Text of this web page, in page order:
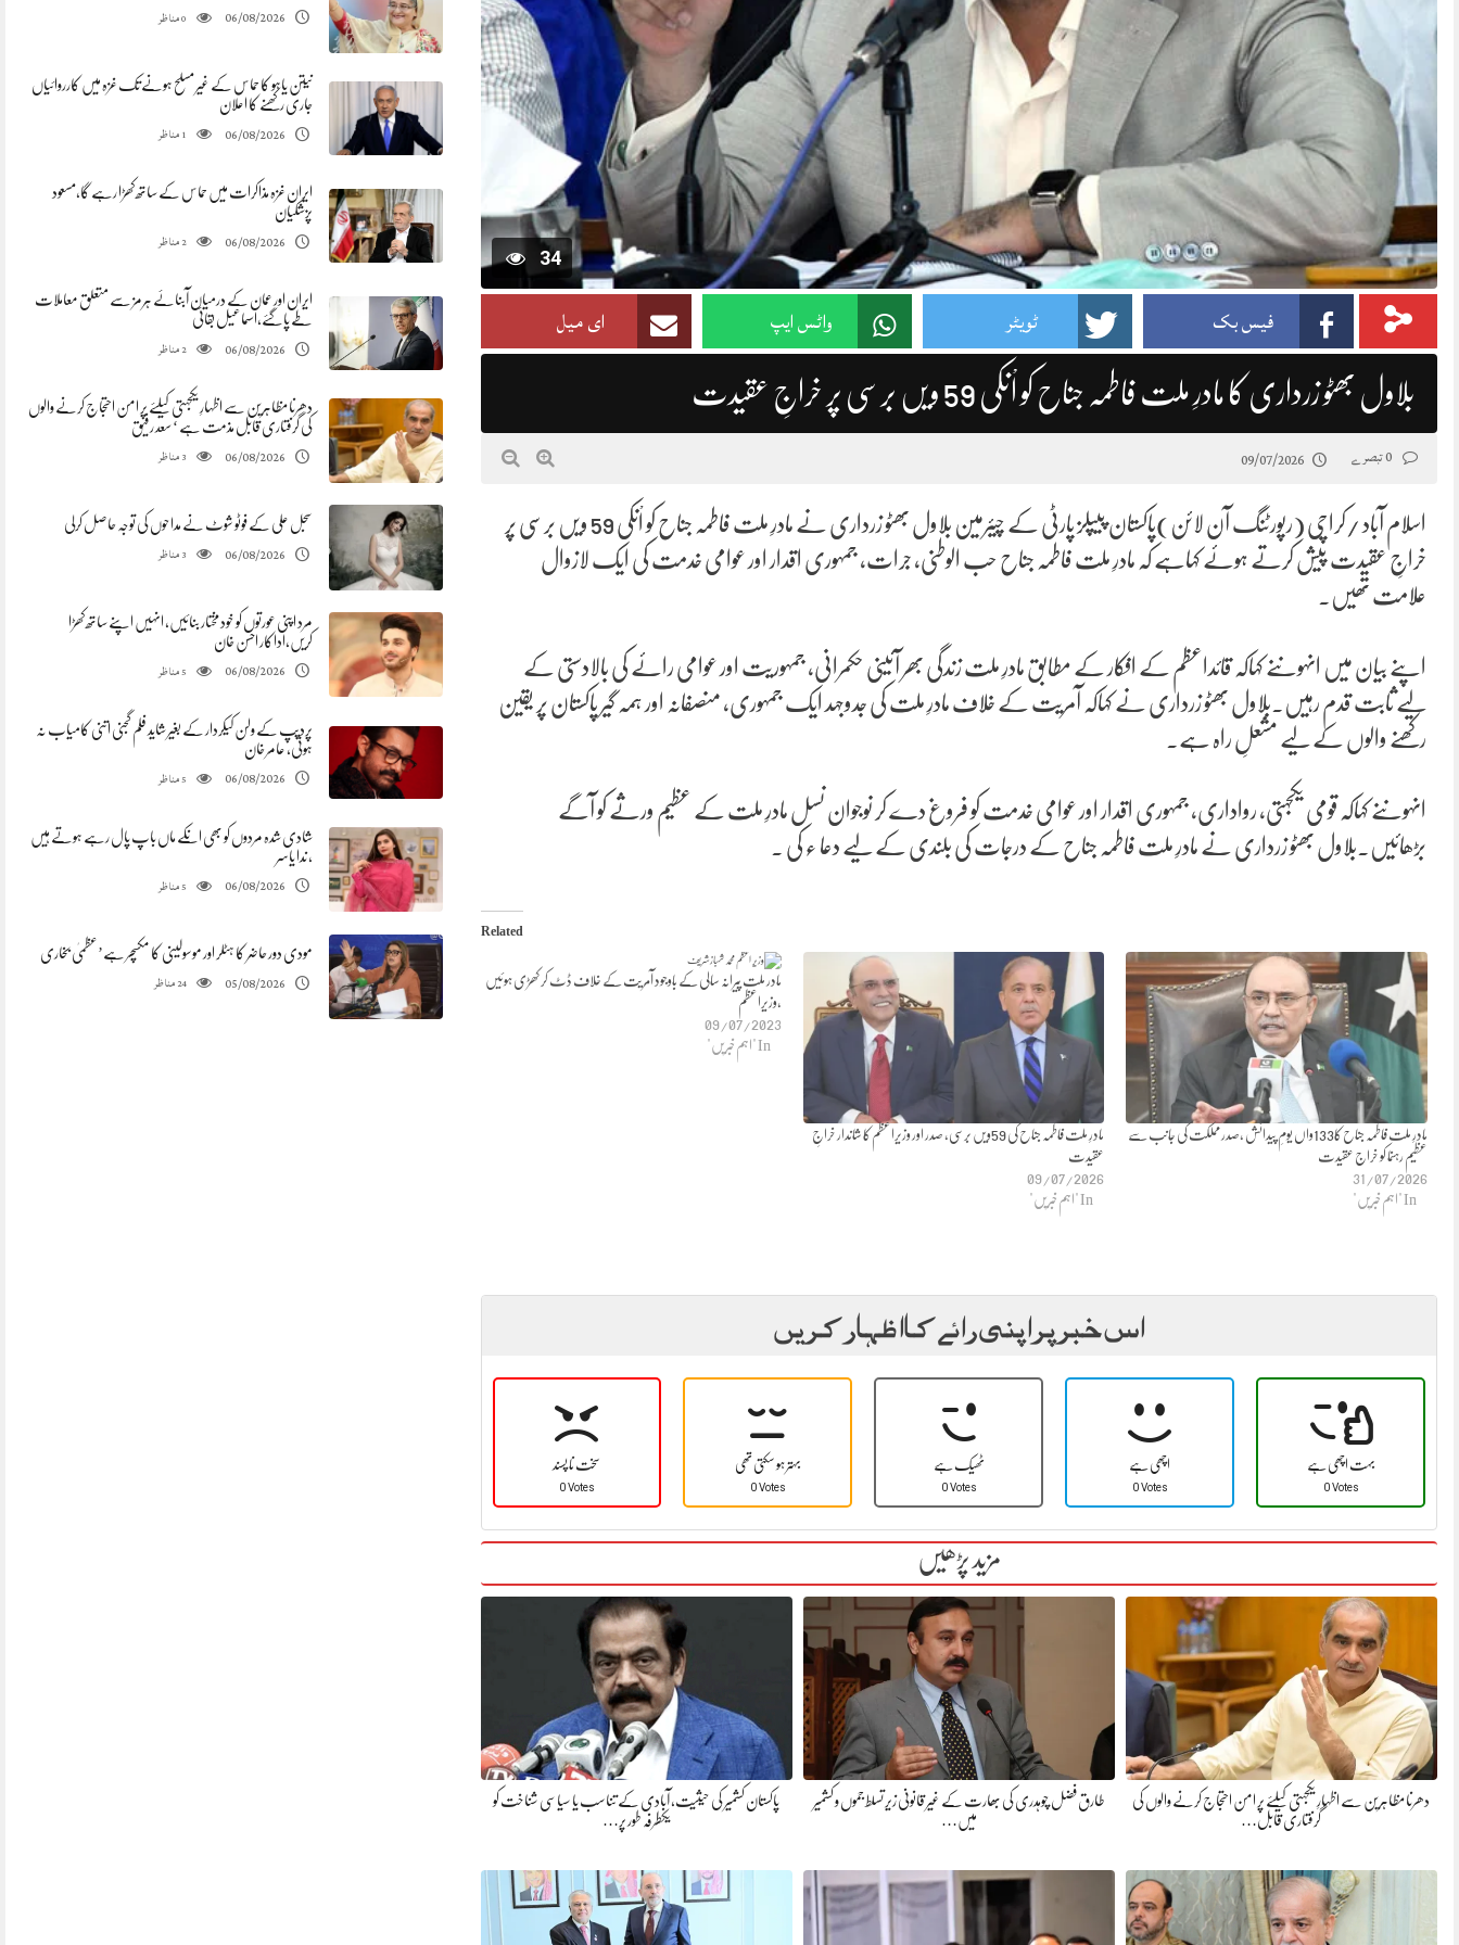
06/08/2026
0مناظر
نیتن یاہو کا حماس کے غیر مسلح ہونے تک غزہ میں کارروائیاں
جاری رکھنے کا اعلان
06/08/2026
1مناظر
ایران غزہ مذاکرات میں حماس کے ساتھ کھڑا رہے گا،مسعود
پزشکیان
06/08/2026
2مناظر
ایران اور عمان کے درمیان آبنائے ہرمز سے متعلق معاملات
طے پاگئے،اسماعیل بقائی
06/08/2026
2مناظر
دھرنا مظاہرین سے اظہارِ یکجہتی کیلئے پر امن احتجاج کرنے والوں
کی گرفتاری قابل مذمت ہے ‘ سعد رفیق
06/08/2026
3مناظر
سجل علی کے فوٹو شوٹ نے مداحوں کی توجہ حاصل کرلی
06/08/2026
3مناظر
مرد اپنی عورتوں کو خود مختار بنائیں، انہیں اپنے ساتھ کھڑا
کریں،اداکار احسن خان
06/08/2026
5مناظر
پردیپ کے ولن کیکردار کے بغیر شاید فلم گجنی اتنی کامیاب نہ
ہوتی، عامر خان
06/08/2026
5مناظر
شادی شدہ مردوں کو بھی انکے ماں باپ پال رہے ہوتے ہیں
، ندا یاسر
06/08/2026
5مناظر
مودی دور حاضر کا ہٹلر اور موسولینی کا مکسچر ہے’عظمیٰ بخاری
05/08/2026
24مناظر
34
فیس بک ٹویٹر واٹس ایپ ای میل
بلاول بھٹو زرداری کا مادرِ ملت فاطمہ جناح کو اْنکی 59 ویں برسی پر خراجِ عقیدت
09/07/2026
اسلام آباد /کراچی (رپورٹنگ آن لائن)پاکستان پیپلز پارٹی کے چیئرمین بلاول بھٹو زرداری نے مادرِ ملت فاطمہ جناح کو اْنکی 59 ویں برسی پر
خراجِ عقیدت پیش کرتے ہوئے کہاہے کہ مادرِ ملت فاطمہ جناح حب الوطنی، جرات، جمہوری اقدار اور عوامی خدمت کی ایک لازوال
علامت تھیں۔
اپنے بیان میں انہوںنے کہاکہ قائداعظم کے افکار کے مطابق مادرِ ملت زندگی بھر آئینی حکمرانی، جمہوریت اور عوامی رائے کی بالادستی کے
لیے ثابت قدم رہیں۔بلاول بھٹو زرداری نے کہاکہ آمریت کے خلاف مادرِ ملت کی جدوجہد ایک جمہوری، منصفانہ اور ہمہ گیر پاکستان پر یقین
رکھنے والوں کے لیے مشعلِ راہ ہے۔
انہوںنے کہاکہ قومی یکجہتی، رواداری، جمہوری اقدار اور عوامی خدمت کو فروغ دے کر نوجوان نسل مادرِ ملت کے عظیم ورثے کو آگے
بڑھائیں۔بلاول بھٹو زرداری نے مادرِ ملت فاطمہ جناح کے درجات کی بلندی کے لیے دعا ء کی ۔
Related
مادر ملت پیرانہ سالی کے باوجود آمریت کے خلاف ڈٹ کر کھڑی ہوئیں
،وزیراعظم
09/07/2023
In "اہم خبریں"
مادرِ ملت فاطمہ جناح کی 59ویں برسی، صدر اور وزیراعظم کا شاندار خراجِ
عقیدت
09/07/2026
In "اہم خبریں"
مادرِ ملت فاطمہ جناح کا133واں یومِ پیدائش ،صدر مملکت کی جانب سے
عظیم رہنما کو خراج عقیدت
31/07/2026
In "اہم خبریں"
اس خبر پر اپنی رائے کا اظہار کریں
سخت نا پسند
0 Votes
بہتر ہو سکتی تھی
0 Votes
ٹھیک ہے
0 Votes
اچھی ہے
0 Votes
بہت اچھی ہے
0 Votes
مزید پڑھیں
دھرنا مظاہرین سے اظہارِ یکجہتی کیلئے پر امن احتجاج کرنے والوں کی
گرفتاری قابل…
طارق فضل چوہدری کی بھارت کے غیر قانونی زیر تسلط جموں و کشمیر
میں…
پاکستان کشمیر کی حیثیت، آبادی کے تناسب یا سیاسی شناخت کو
یکطرفہ طور پر…